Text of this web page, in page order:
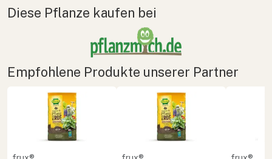
Diese Pflanze kaufen bei
Empfohlene Produkte unserer Partner